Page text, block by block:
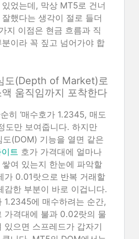
었는데, 막상 MT5로 건너
했다는 생각이 절로 들더
지 이점은 현금 흐름과 직
이라 꼭 짚고 넘어가야 합
도(Depth of Market)로
움직임까지 포착한다
히 ‘매수호가 1.2345, 매도
도만 보여줍니다. 하지만
(DOM) 기능을 열면 같은
트 호가 가격대에 얼마나
여 있는지 한눈에 파악할
가 0.01랏으로 반복 거래할
감한 부분이 바로 이겁니다.
1.2345에 매수하려는 순간,
가격대에 불과 0.02랏의 물
있으면 스프레드가 갑자기